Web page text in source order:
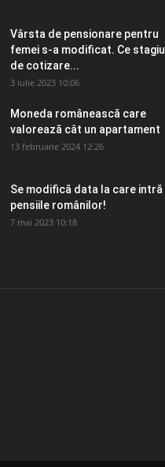
Vârsta de pensionare pentru
femei s-a modificat. Ce stagiu
de cotizare...
3 iulie 2023 10:06
Moneda românească care
valorează cât un apartament
13 februarie 2024 12:26
Se modifică data la care intră
pensiile românilor!
7 mai 2023 10:18